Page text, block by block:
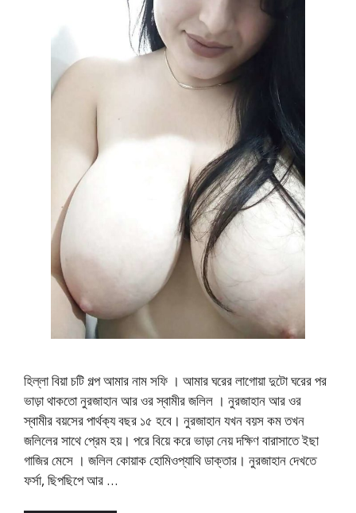
হিল্লা বিয়া চটি গল্প আমার নাম সফি । আমার ঘরের লাগোয়া দুটো ঘরের পর
ভাড়া থাকতো নুরজাহান আর ওর স্বামীর জলিল । নুরজাহান আর ওর
স্বামীর বয়সের পার্থক্য বছর ১৫ হবে। নুরজাহান যখন বয়স কম তখন
জলিলের সাথে প্রেম হয়। পরে বিয়ে করে ভাড়া নেয় দক্ষিণ বারাসাতে ইছা
গাজির মেসে । জলিল কোয়াক হোমিওপ্যাথি ডাক্তার। নুরজাহান দেখতে
ফর্সা, ছিপছিপে আর …